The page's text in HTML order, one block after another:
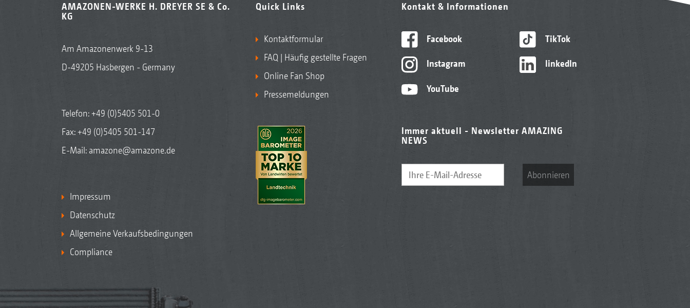
AMAZONEN-WERKE H. DREYER SE & Co.
KG
Am Amazonenwerk 9-13
D-49205 Hasbergen - Germany
Telefon:+49 (0)5405 501-0
Fax: +49 (0)5405 501-147
E-Mail: amazone@amazone.de
Impressum
Datenschutz
Allgemeine Verkaufsbedingungen
Compliance
Quick Links
Kontaktformular
FAQ | Häufig gestellte Fragen
Online Fan Shop
Pressemeldungen
Kontakt & Informationen
Facebook
Instagram
YouTube
TikTok
linkedIn
Immer aktuell - Newsletter AMAZING
NEWS
Abonnieren